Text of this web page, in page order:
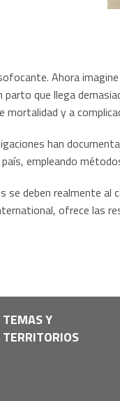
Ahora
parto que llega
y a
han
empleando
se deben realmente
ofrece las
TEMAS Y
TERRITORIOS